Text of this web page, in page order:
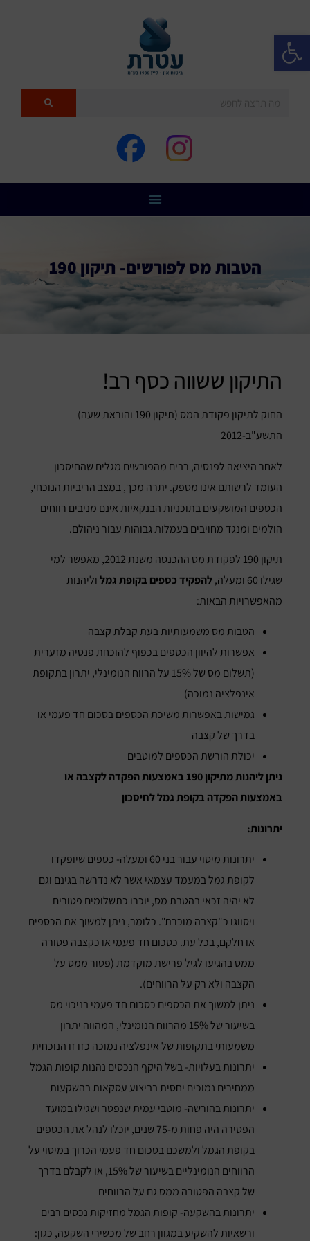
פתח סרגל נגישות
הטבות מס לפורשים- תיקון 190
התיקון ששווה כסף רב!
החוק לתיקון פקודת המס (תיקון 190 והוראת שעה)
התשע"ב-2012
לאחר היציאה לפנסיה, רבים מהפורשים מגלים שהחיסכון
העומד לרשותם אינו מספק. יתרה מכך, במצב הריביות הנוכחי,
הכספים המושקעים בתוכניות הבנקאיות אינם מניבים רווחים
הולמים ומנגד מחויבים בעמלות גבוהות עבור ניהולם.
תיקון 190 לפקודת מס ההכנסה משנת 2012, מאפשר למי
שגילו 60 ומעלה,
להפקיד כספים בקופת גמלוליהנות
מהאפשרויות הבאות:
הטבות מס משמעותיות בעת קבלת קצבה
אפשרות להיוון הכספים בכפוף להוכחת פנסיה מזערית
(תשלום מס של 15% על הרווח הנומינלי, יתרון בתקופת
אינפלציה נמוכה)
גמישות באפשרות משיכת הכספים בסכום חד פעמי או
בדרך של קצבה
יכולת הורשת הכספים למוטבים
ניתן ליהנות מתיקון 190 באמצעות הפקדה לקצבה או
באמצעות הפקדה בקופת גמל לחיסכון
יתרונות:
יתרונות מיסוי עבור בני 60 ומעלה- כספים שיופקדו
לקופת גמל במעמד עצמאי אשר לא נדרשה בגינם וגם
לא יהיה זכאי בהטבת מס, יוכרו כתשלומים פטורים
ויסווגו כ"קצבה מוכרת". כלומר, ניתן למשוך את הכספים
או חלקם, בכל עת. כסכום חד פעמי או כקצבה פטורה
ממס בהגיעו לגיל פרישת מוקדמת (פטור ממס על
הקצבה ולא רק על הרווחים).
ניתן למשוך את הכספים כסכום חד פעמי בניכוי מס
בשיעור של 15% מהרווח הנומינלי, המהווה יתרון
משמעותי בתקופות של אינפלציה נמוכה כזו זו הנוכחית
יתרונות בעלויות- בשל היקף הנכסים נהנות קופות הגמל
ממחירים נמוכים יחסית בביצוע עסקאות בהשקעות
יתרונות בהורשה- מוטבי עמית שנפטר ושגילו במועד
הפטירה היה פחות מ-75 שנים, יוכלו לנהל את הכספים
בקופת הגמל ולמשכם בסכום חד פעמי הכרוך במיסוי על
הרווחים הנומינליים בשיעור של 15%, או לקבלם בדרך
של קצבה הפטורה ממס גם על הרווחים
יתרונות בהשקעה- קופות הגמל מחזיקות נכסים רבים
ורשאיות להשקיע במגוון רחב של מכשירי השקעה, כגון: